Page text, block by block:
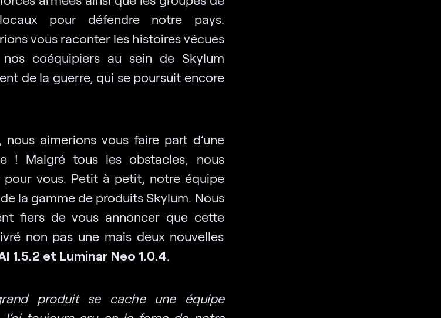
pour défendre notre pays.
vous raconter les histoires vécues
coéquipiers au sein de Skylum
de la guerre, qui se poursuit encore
aimerions vous faire part d’une
! Malgré tous les obstacles, nous
vous. Petit à petit, notre équipe
la gamme de produits Skylum. Nous
fiers de vous annoncer que cette
non pas une mais deux nouvelles
1.5.2 et Luminar Neo 1.0.4
produit se cache une équipe